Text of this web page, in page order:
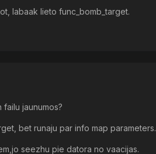
labaak lieto func_bomb_target.
jaunumos?
bet runaju par info map parameters.
seezhu pie datora no vaacijas.